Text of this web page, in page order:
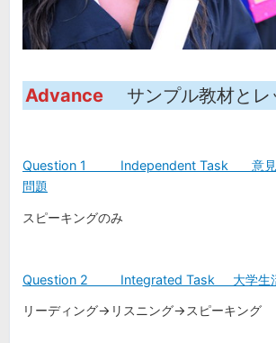
Advanceサンプル教材とレ
Question 1 Independent Task 意見
問題
スピーキングのみ
Question 2 Integrated Task 大学生活
リーディング→リスニング→スピーキング